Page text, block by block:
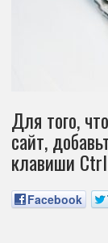
Для того,
сайт,
клавиши
Facebook